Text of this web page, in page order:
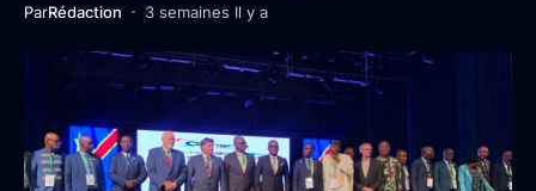
ParRédaction 3 semaines Il y a